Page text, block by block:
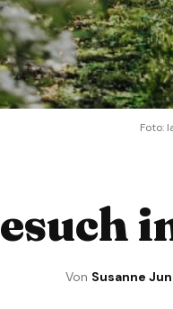
Foto:
Von Susanne